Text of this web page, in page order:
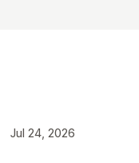
Jul 24, 2026